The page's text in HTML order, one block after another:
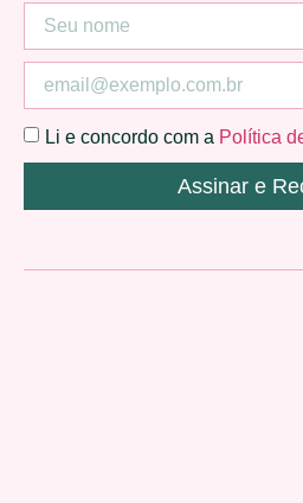
Li e concordo com a Política
Assinar e